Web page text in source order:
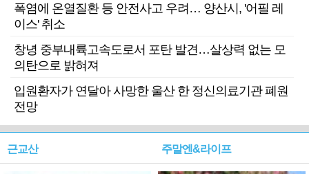
폭염에 온열질환 등 안전사고 우려… 양산시, '어필 레
이스' 취소
창녕 중부내륙고속도로서 포탄 발견…살상력 없는 모
의탄으로 밝혀져
입원환자가 연달아 사망한 울산 한 정신의료기관 폐원
전망
근교산 주말엔&라이프